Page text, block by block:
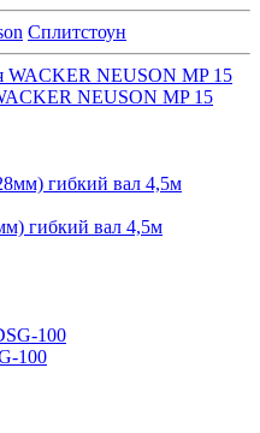
Сплитстоун
NEUSON MP 15
гибкий вал 4,5м
100